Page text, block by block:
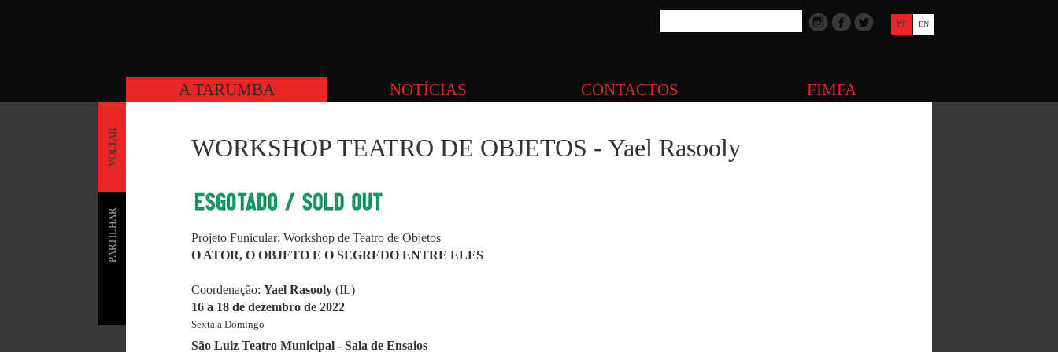
A TARUMBA NOTÍCIAS CONTACTOS FIMFA
PT EN
VOLTAR
PARTILHAR
WORKSHOP TEATRO DE OBJETOS - Yael Rasooly
Projeto Funicular: Workshop de Teatro de Objetos
O ATOR, O OBJETO E O SEGREDO ENTRE ELES
Coordenação:Yael Rasooly(IL)
16 a 18 de dezembro de 2022
Sexta a Domingo
São Luiz Teatro Municipal - Sala de Ensaios